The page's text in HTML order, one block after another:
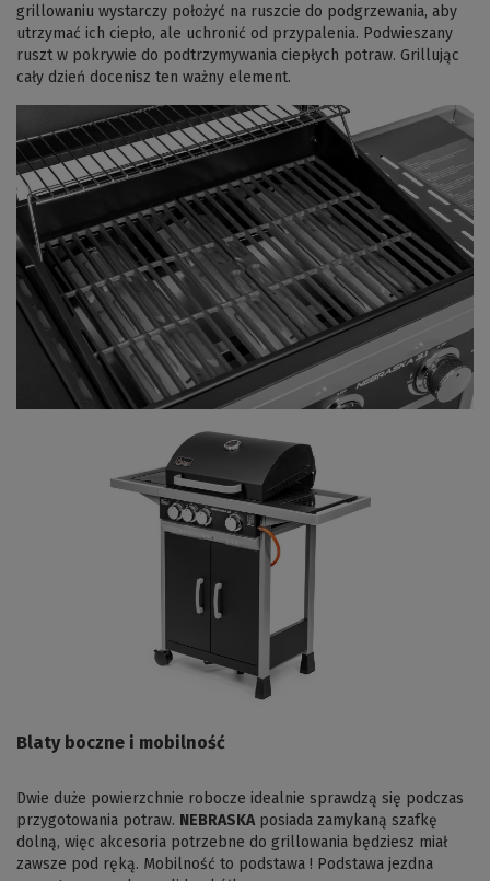
grillowaniu wystarczy położyć na ruszcie do podgrzewania, aby
utrzymać ich ciepło, ale uchronić od przypalenia. Podwieszany
ruszt w pokrywie do podtrzymywania ciepłych potraw. Grillując
cały dzień docenisz ten ważny element.
Blaty boczne i mobilność
Dwie duże powierzchnie robocze idealnie sprawdzą się podczas
przygotowania potraw. NEBRASKAposiada zamykaną szafkę
dolną, więc akcesoria potrzebne do grillowania będziesz miał
zawsze pod ręką. Mobilność to podstawa ! Podstawa jezdna